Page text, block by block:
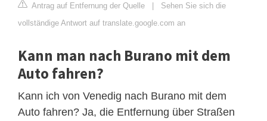
Antrag auf Entfernung der Quelle | Sehen Sie sich die
vollständige Antwort auf translate.google.com an
Kann man nach Burano mit dem
Auto fahren?
Kann ich von Venedig nach Burano mit dem
Auto fahren? Ja, die Entfernung über Straßen